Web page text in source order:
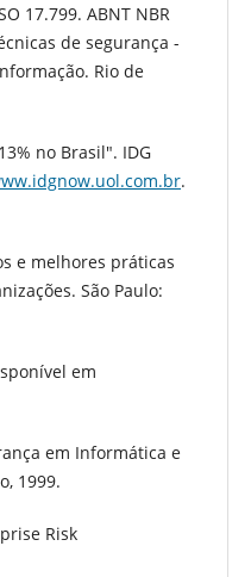
17.799. ABNT NBR
de segurança -
Rio de
no Brasil". IDG
.
e melhores práticas
São Paulo:
em
em Informática e
1999.
Risk